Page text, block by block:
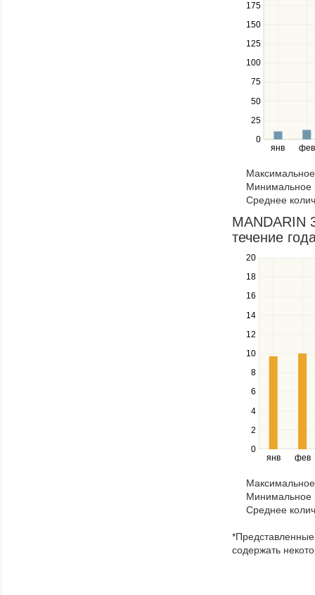
янв фев
0
25
50
75
100
125
150
175
to
navigate
series.
Use
the
and
right
navigate
through
items
in
a
series.
Минимальное
Среднее
MANDARIN
течение
янв фев
0
2
4
6
8
10
12
14
16
18
20
Use
the
and
down
to
navigate
series.
Use
the
and
right
navigate
through
items
a
series.
Минимальное
Среднее
содержать